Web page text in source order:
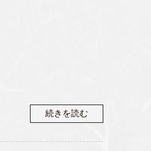
続きを読む